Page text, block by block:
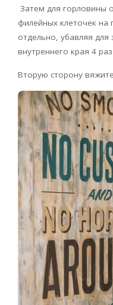
Затем для горловины
филейных клеточек на
отдельно, убавляя для
внутреннего края 4
Вторую сторону